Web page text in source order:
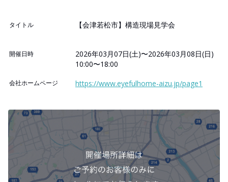
タイトル 【会津若松市】構造現場見学会
開催日時
2026年03月07日(土)〜2026年03月08日(日)
10:00〜18:00
会社ホームページ https://www.eyefulhome-aizu.jp/page1